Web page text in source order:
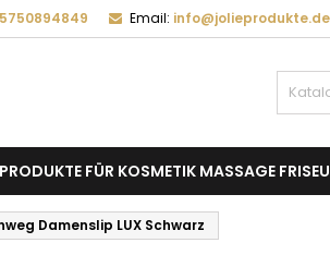
Email: info@jolieprodukte.de
FÜR KOSMETIK MASSAGE
Damenslip LUX Schwarz